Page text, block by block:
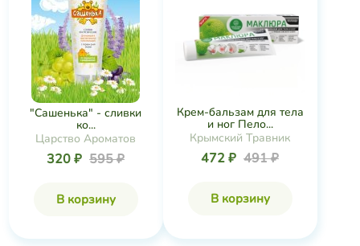
"Сашенька" - сливки
ко...
Царство Ароматов
320 ₽ 595 ₽
В корзину
Крем-бальзам для тела
и ног Пело...
Крымский Травник
472 ₽ 491 ₽
В корзину